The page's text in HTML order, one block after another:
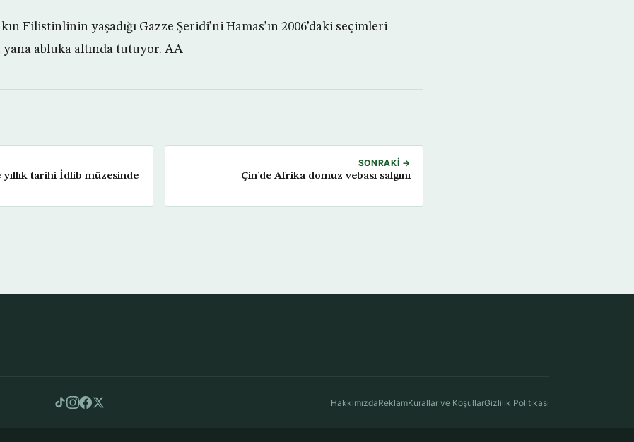
Filistinlinin yaşadığı Gazze Şeridi’ni Hamas’ın 2006’daki seçimleri
yana abluka altında tutuyor. AA
yıllık tarihi İdlib müzesinde
SONRAKI →
Çin’de Afrika domuz vebası salgını
HakkımızdaReklamKurallar ve KoşullarGizlilik Politikası